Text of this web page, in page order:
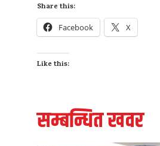
Share this:
Facebook X
Like this:
सम्बन्धित खवर